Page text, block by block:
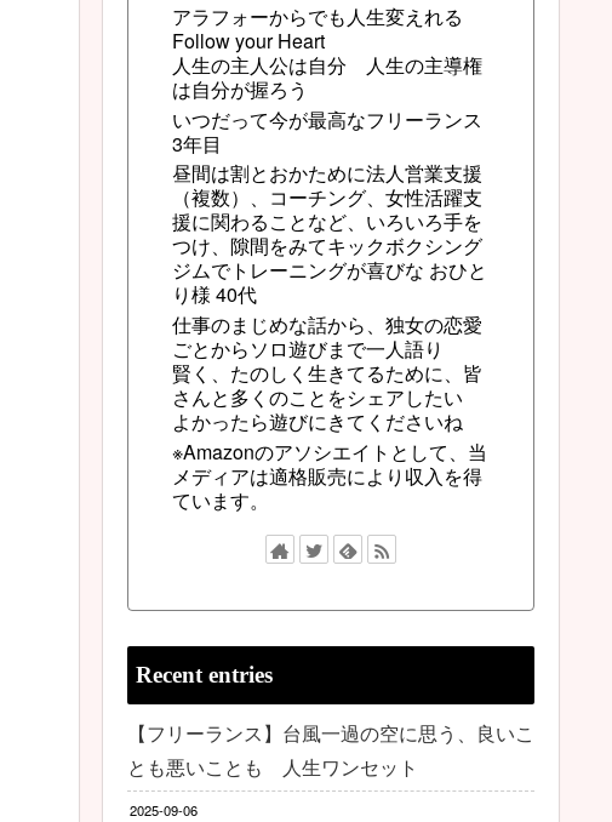
アラフォーからでも人生変えれる
Follow your Heart
人生の主人公は自分 人生の主導権
は自分が握ろう
いつだって今が最高なフリーランス
3年目
昼間は割とおかために法人営業支援
（複数）、コーチング、女性活躍支
援に関わることなど、いろいろ手を
つけ、隙間をみてキックボクシング
ジムでトレーニングが喜びな おひと
り様 40代
仕事のまじめな話から、独女の恋愛
ごとからソロ遊びまで一人語り
賢く、たのしく生きてるために、皆
さんと多くのことをシェアしたい
よかったら遊びにきてくださいね
※Amazonのアソシエイトとして、当
メディアは適格販売により収入を得
ています。
Recent entries
【フリーランス】台風一過の空に思う、良いこ
とも悪いことも 人生ワンセット
2025-09-06